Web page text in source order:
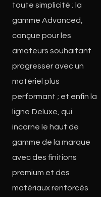
toute simplicité ; la
gamme Advanced,
conçue pour les
amateurs souhaitant
progresser avec un
matériel plus
performant ; et enfin la
ligne Deluxe, qui
incarne le haut de
gamme de la marque
avec des finitions
premium et des
matériaux renforcés